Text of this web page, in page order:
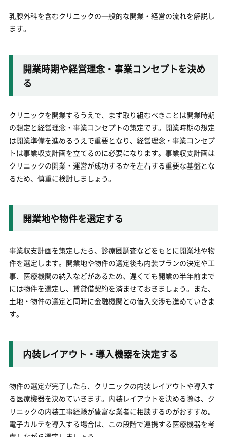
乳腺外科を含むクリニックの一般的な開業・経営の流れを解説し
ます。
開業時期や経営理念・事業コンセプトを決め
る
クリニックを開業するうえで、まず取り組むべきことは開業時期
の想定と経営理念・事業コンセプトの策定です。開業時期の想定
は開業準備を進めるうえで重要となり、経営理念・事業コンセプ
トは事業収支計画を立てるのに必要になります。事業収支計画は
クリニックの開業・運営が成功するかを左右する重要な基盤とな
るため、慎重に検討しましょう。
開業地や物件を選定する
事業収支計画を策定したら、診療圏調査などをもとに開業地や物
件を選定します。開業地や物件の選定後も内装プランの決定や工
事、医療機関の納入などがあるため、遅くても開業の半年前まで
には物件を選定し、賃貸借契約を済ませておきましょう。また、
土地・物件の選定と同時に金融機関との借入交渉も進めていきま
す。
内装レイアウト・導入機器を決定する
物件の選定が完了したら、クリニックの内装レイアウトや導入す
る医療機器を決めていきます。内装レイアウトを決める際は、ク
リニックの内装工事経験が豊富な業者に相談するのがおすすめ。
電子カルテを導入する場合は、この段階で連携する医療機器を考